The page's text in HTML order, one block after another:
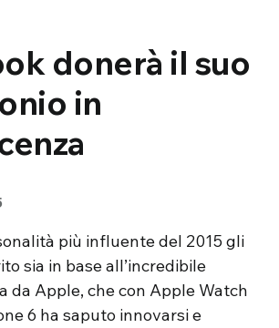
donerà il suo
in
più influente del 2015 gli
sia in base all’incredibile
da Apple, che con Apple Watch
6 ha saputo innovarsi e